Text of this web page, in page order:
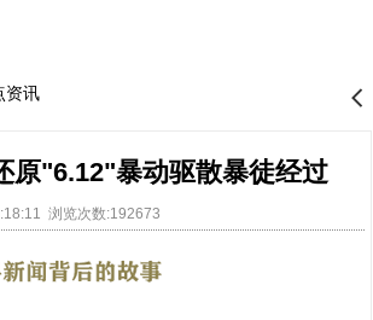
资讯 󰊒
原"6.12"暴动驱散暴徒经过
浏览次数:192673